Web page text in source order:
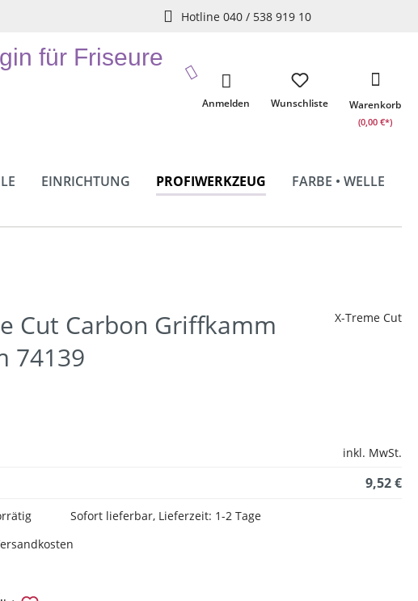
Hotline 040 / 538 919 10
für Friseure
Wunschliste
Anmelden Warenkorb
(0,00 €*)
EINRICHTUNG PROFIWERKZEUG
FARBE • WELLE
Cut Carbon Griffkamm
74139
X-Treme Cut
inkl. MwSt.
9,52 €
Sofort lieferbar, Lieferzeit: 1-2 Tage